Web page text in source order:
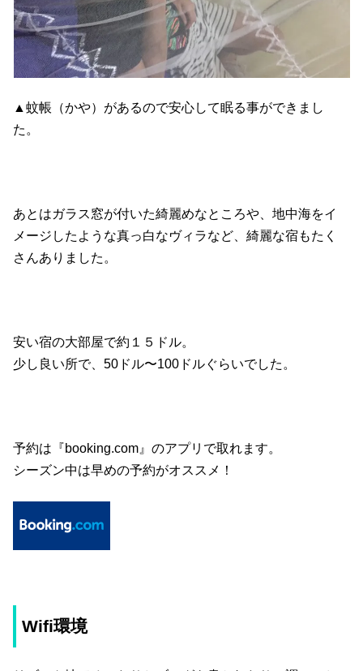
▲蚊帳（かや）があるので安心して眠る事ができまし
た。
あとはガラス窓が付いた綺麗めなところや、地中海をイ
メージしたような真っ白なヴィラなど、綺麗な宿もたく
さんありました。
安い宿の大部屋で約１５ドル。
少し良い所で、50ドル〜100ドルぐらいでした。
予約は『booking.com』のアプリで取れます。
シーズン中は早めの予約がオススメ！
Wifi環境